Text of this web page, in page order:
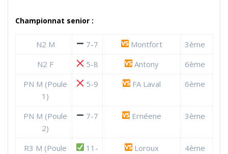
Championnat senior :
N2 M 7-7 Montfort
3ème
N2 F
5-8 Antony
6ème
PN M (Poule
1)
5-9 FA Laval 6ème
PN M (Poule
2)
7-7 Ernéene 3ème
R3 M (Poule
11-
Loroux
4ème